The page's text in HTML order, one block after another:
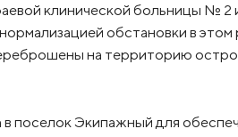
клинической больницы № 2
обстановки в
на территорию
поселок Экипажный для